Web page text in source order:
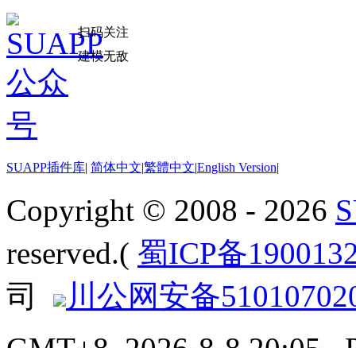
扫码关注
建模无敌
SUAPP插件库| 简体中文|繁體中文|English Version|
Copyright © 2008 - 2026
reserved.( 蜀ICP备
司
川公网安备